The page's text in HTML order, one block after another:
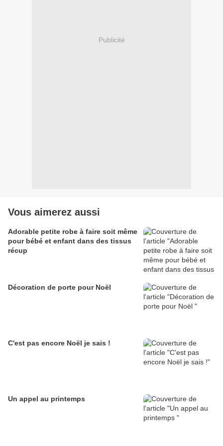
Publicité
Vous aimerez aussi
Adorable petite robe à faire soit même
pour bébé et enfant dans des tissus
récup
Décoration de porte pour Noël
C'est pas encore Noël je sais !
Un appel au printemps